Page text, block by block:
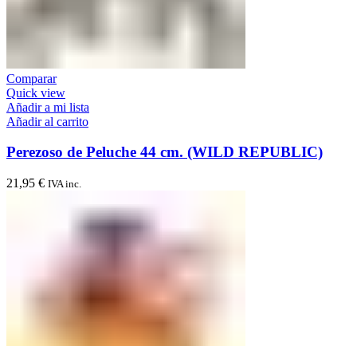
Comparar
Quick view
Añadir a mi lista
Añadir al carrito
Perezoso de Peluche 44 cm. (WILD REPUBLIC)
21,95 € IVA inc.